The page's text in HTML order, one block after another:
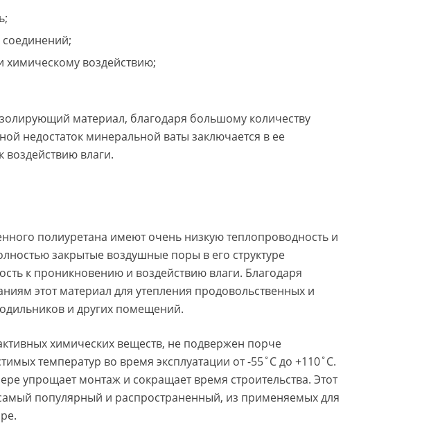
соединений;
химическому воздействию;
материал, благодаря большому количеству
недостаток минеральной ваты заключается в ее
воздействию влаги.
полиуретана имеют очень низкую теплопроводность и
закрытые воздушные поры в его структуре
к проникновению и воздействию влаги. Благодаря
этот материал для утепления продовольственных и
и других помещений.
химических веществ, не подвержен порче
температур во время эксплуатации от -55˚C до +110˚C.
упрощает монтаж и сокращает время строительства. Этот
популярный и распространенный, из применяемых для